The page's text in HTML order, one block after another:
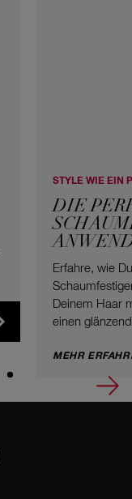
STYLE WIE EIN
DIE
Erfahre, wie
Deinem Haar
einen
und kreiere
MEHR